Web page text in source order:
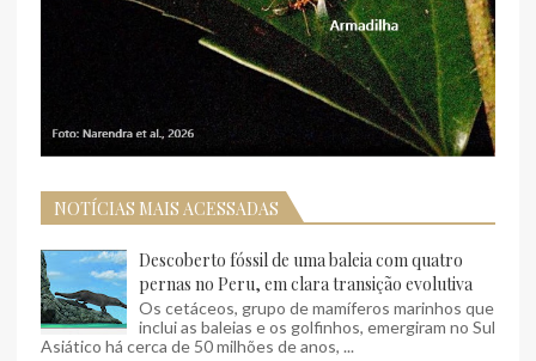
NOTÍCIAS MAIS ACESSADAS
Descoberto fóssil de uma baleia com quatro
pernas no Peru, em clara transição evolutiva
Os cetáceos, grupo de mamíferos marinhos que
inclui as baleias e os golfinhos, emergiram no Sul
Asiático há cerca de 50 milhões de anos, ...